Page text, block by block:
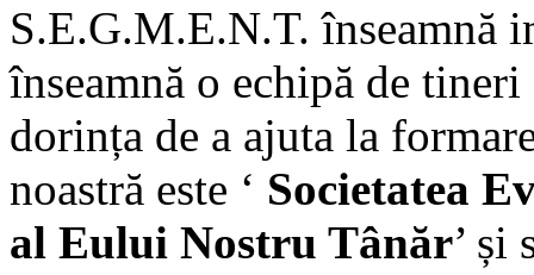
S.E.G.M.E.N.T. înseamnă
înseamnă o echipă de
dorința de a ajuta la
noastră este ‘ Societatea
al Eului Nostru Tânăr’ și